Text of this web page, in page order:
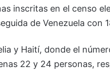
inscritas en el censo
de Venezuela con
y Haití, donde el
22 y 24 personas,